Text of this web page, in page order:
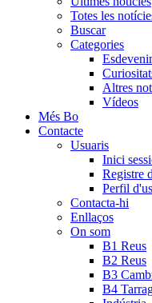
Totes les
Buscar
Categories
Altres
Vídeos
Més Bo
Contacte
Usuaris
Inici
Registre
Perfil
Contacta-hi
Enllaços
On som
B1 Reus
B2 Reus
B3
B4